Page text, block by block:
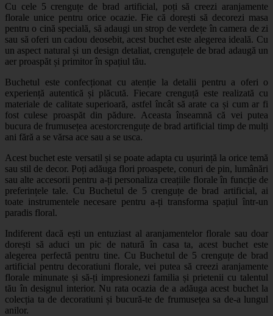
Cu cele 5 crenguțe de brad artificial, poți să creezi aranjamente
florale unice pentru orice ocazie. Fie că dorești să decorezi masa
pentru o cină specială, să adaugi un strop de verdețe în camera de zi
sau să oferi un cadou deosebit, acest buchet este alegerea ideală. Cu
un aspect natural și un design detaliat, crenguțele de brad adaugă un
aer proaspăt și primitor în spațiul tău.
Buchetul este confecționat cu atenție la detalii pentru a oferi o
experiență autentică și plăcută. Fiecare crenguță este realizată cu
materiale de calitate superioară, astfel încât să arate ca și cum ar fi
fost culese proaspăt din pădure. Aceasta înseamnă că vei putea
bucura de frumusețea acestorcrenguțe de brad artificial timp de mulți
ani fără a se vărsa ace sau a se usca.
Acest buchet este versatil și se poate adapta cu ușurință la orice temă
sau stil de decor. Poți adăuga flori proaspete, conuri de pin, lumânări
sau alte accesorii pentru a-ți personaliza creațiile florale în funcție de
preferințele tale. Cu Buchetul de 5 crenguțe de brad artificial, ai
toate instrumentele necesare pentru a-ți transforma spațiul într-un
paradis floral.
Indiferent dacă ești un entuziast al aranjamentelor florale sau doar
dorești să aduci un pic de natură în casa ta, acest buchet este
alegerea perfectă pentru tine. Cu Buchetul de 5 crenguțe de brad
artificial pentru decoratiuni florale, vei putea să creezi aranjamente
florale minunate și să-ți impresionezi familia și prietenii cu talentul
tău în designul interior. Nu rata ocazia de a adăuga acest buchet la
colecția ta de decoratiuni și bucură-te de frumusețea sa de-a lungul
anilor.